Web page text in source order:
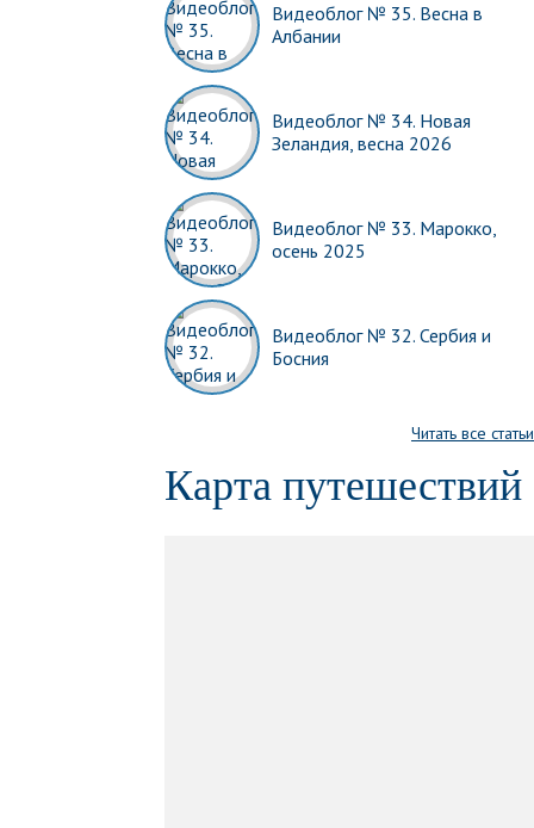
Видеоблог № 35. Весна в
Албании
Видеоблог № 34. Новая
Зеландия, весна 2026
Видеоблог № 33. Марокко,
осень 2025
Видеоблог № 32. Сербия и
Босния
Читать все статьи
Карта путешествий